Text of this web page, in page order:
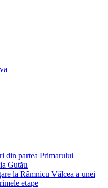
din partea Primarului
Gutău
la Râmnicu Vâlcea a unei
etape